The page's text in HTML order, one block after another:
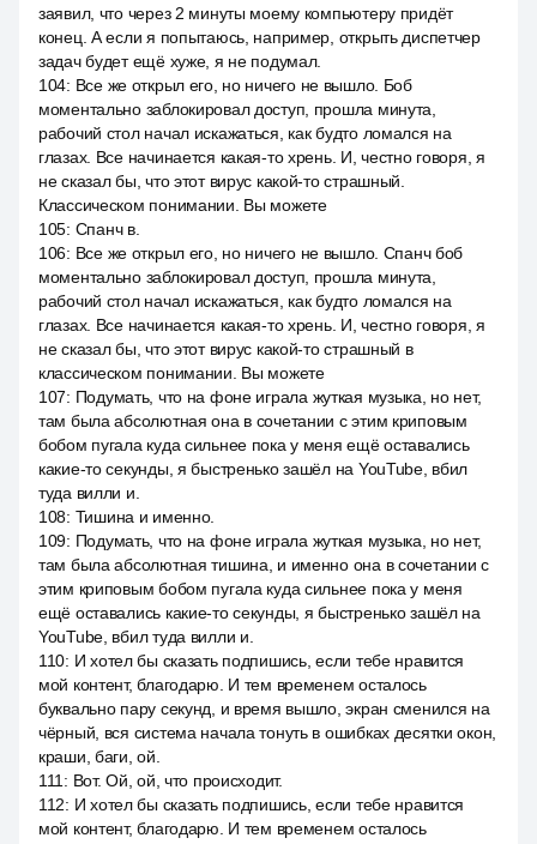
заявил, что через 2 минуты моему компьютеру придёт
конец. А если я попытаюсь, например, открыть диспетчер
задач будет ещё хуже, я не подумал.
104: Все же открыл его, но ничего не вышло. Боб
моментально заблокировал доступ, прошла минута,
рабочий стол начал искажаться, как будто ломался на
глазах. Все начинается какая-то хрень. И, честно говоря, я
не сказал бы, что этот вирус какой-то страшный.
Классическом понимании. Вы можете
105: Спанч в.
106: Все же открыл его, но ничего не вышло. Спанч боб
моментально заблокировал доступ, прошла минута,
рабочий стол начал искажаться, как будто ломался на
глазах. Все начинается какая-то хрень. И, честно говоря, я
не сказал бы, что этот вирус какой-то страшный в
классическом понимании. Вы можете
107: Подумать, что на фоне играла жуткая музыка, но нет,
там была абсолютная она в сочетании с этим криповым
бобом пугала куда сильнее пока у меня ещё оставались
какие-то секунды, я быстренько зашёл на YouTube, вбил
туда вилли и.
108: Тишина и именно.
109: Подумать, что на фоне играла жуткая музыка, но нет,
там была абсолютная тишина, и именно она в сочетании с
этим криповым бобом пугала куда сильнее пока у меня
ещё оставались какие-то секунды, я быстренько зашёл на
YouTube, вбил туда вилли и.
110: И хотел бы сказать подпишись, если тебе нравится
мой контент, благодарю. И тем временем осталось
буквально пару секунд, и время вышло, экран сменился на
чёрный, вся система начала тонуть в ошибках десятки окон,
краши, баги, ой.
111 : Вот. Ой, ой, что происходит.
112: И хотел бы сказать подпишись, если тебе нравится
мой контент, благодарю. И тем временем осталось